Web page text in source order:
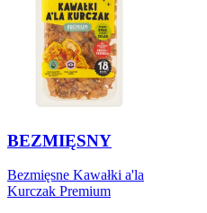
BEZMIĘSNY
Bezmięsne Kawałki a'la
Kurczak Premium